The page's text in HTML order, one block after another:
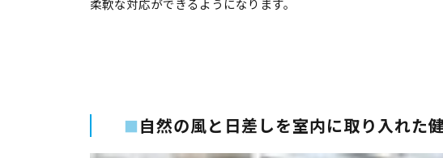
■自然の風と日差しを室内に取り入れた